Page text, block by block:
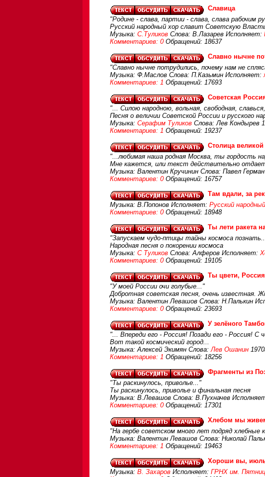
Славица
"Родине - слава, партии - слава, слава рабочим
Русский народный хор славит Советскую
Музыка: С.Туликов Слова: В.Лазарев Исполняет:
Комментариев: 0 Обращений: 18637
Славно нычне
"Славно нычне потрудились, почему нам не
Музыка: Ф.Маслов Слова: П.Казьмин Исполняет:
Комментариев: 1 Обращений: 17693
Советская
"... Силою народною, вольная, свободная,
Песня о величии Советской России и русского
Музыка: Серафим Туликов Слова: Лев Кондырев
Комментариев: 1 Обращений: 19237
Столица
"...любимая наша родная Москва, ты гордость
Мне кажется, или текст действительно
Музыка: Валентин Кручинин Слова: Павел
Комментариев: 0 Обращений: 16757
Там вдали, за
Музыка: В.Попонов Исполняет: Русский
Комментариев: 0 Обращений: 18948
Ты лети ракета
"Запускаем чудо-птицы тайны космоса
Народная песня о покорении космоса
Музыка: С Туликов Слова: Алферов Исполняет:
Комментариев: 0 Обращений: 19105
Ты цвети, Россия
"У моей России очи голубые..."
Добротная советская песня, очень известная.
Музыка: Валентин Левашов Слова: Н.Палькин
Комментариев: 0 Обращений: 23693
У зелёного
"... Впереди его - Россия! Позади его - Россия!
Вот такой космический город...
Музыка: Алексей Экимян Слова:Лев Ошанин
Комментариев: 1 Обращений: 18256
Фрагменты из
"Ты раскинулось, приволье..."
Ты раскинулось, приволье и финальная песня
Музыка: В.Левашов Слова: В.Пухначев
Комментариев: 0 Обращений: 17301
Хлебом мы
"На гербе советском много лет подряд
Музыка: Валентин Левашов Слова: Николай
Комментариев: 1 Обращений: 19463
Хороши вы,
Музыка: В. Захаров Исполняет: ГРНХ им.